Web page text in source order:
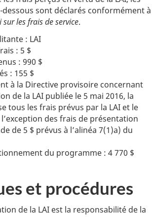
sont déclarés conformément à
sur les frais de service.
: LAI
: 5 $
: 990 $
: 155 $
à la Directive provisoire concernant
de la LAI publiée le 5 mai 2016, la
tous les frais prévus par la LAI et le
des frais de présentation
de 5 $ prévus à l’alinéa 7(1)a) du
du programme : 4 770 $
et procédures
de la LAI est la responsabilité de la